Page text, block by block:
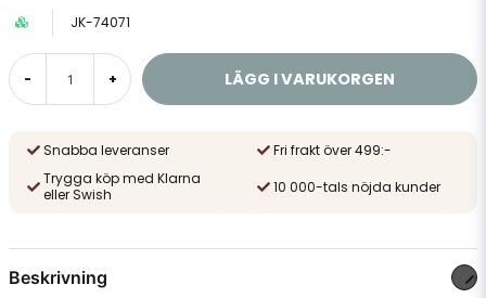
JK-74071
- + LÄGG I VARUKORGEN
Snabba leveranser
Fri frakt över 499:-
Trygga köp med Klarna
eller Swish
10 000-tals nöjda kunder
Beskrivning